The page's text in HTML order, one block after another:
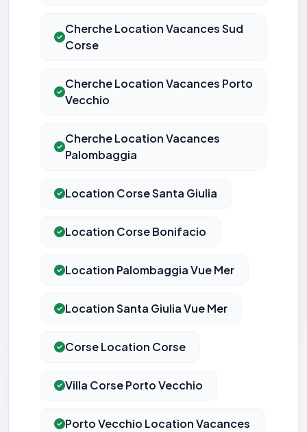
Cherche Location Vacances Sud
Corse
Cherche Location Vacances Porto
Vecchio
Cherche Location Vacances
Palombaggia
Location Corse Santa Giulia
Location Corse Bonifacio
Location Palombaggia Vue Mer
Location Santa Giulia Vue Mer
Corse Location Corse
Villa Corse Porto Vecchio
Porto Vecchio Location Vacances